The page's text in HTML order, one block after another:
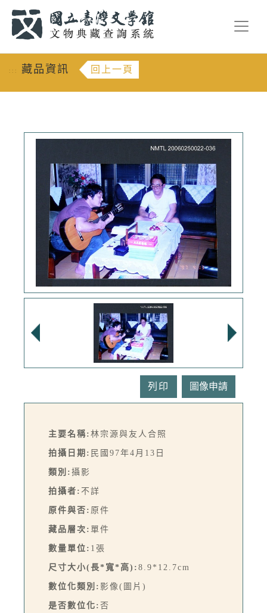
::: 藏品資訊 回上一頁
列印
主要名稱: 林宗源與友人合照
拍攝日期: 民國97年4月13日
類別: 攝影
拍攝者: 不詳
原件與否: 原件
藏品層次: 單件
數量單位: 1張
尺寸大小(長*寬*高): 8.9*12.7cm
數位化類別: 影像(圖片)
是否數位化: 否